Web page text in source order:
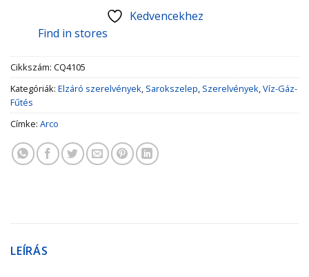
Kedvencekhez
Find in stores
Cikkszám: CQ4105
Kategóriák: Elzáró szerelvények Sarokszelep Szerelvények Víz-Gáz-
Fűtés
Címke: Arco
LEÍRÁS